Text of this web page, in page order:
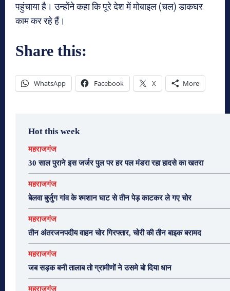
पहुंचाया है। उन्होंने कहा कि पूरे देश में मोबाइल (चल) डाकघर
काम कर रहे हैं।
Share this:
WhatsApp Facebook X More
Hot this week
महराजगंज
30 साल पुराने इस जर्जर पुल पर हर पल मंडरा रहा हादसे का खतरा
महराजगंज
बेलवा बुर्जुग गांव के श्मशान घाट से तीन पेड़ काटकर ले गए चोर
महराजगंज
तीन अंतरजनपदीय वाहन चोर गिरफ्तार, चोरी की तीन बाइक बरामद
महराजगंज
जब सड़क बनी तालाब तो ग्रामीणों ने उसमे बो दिया धान
महराजगंज